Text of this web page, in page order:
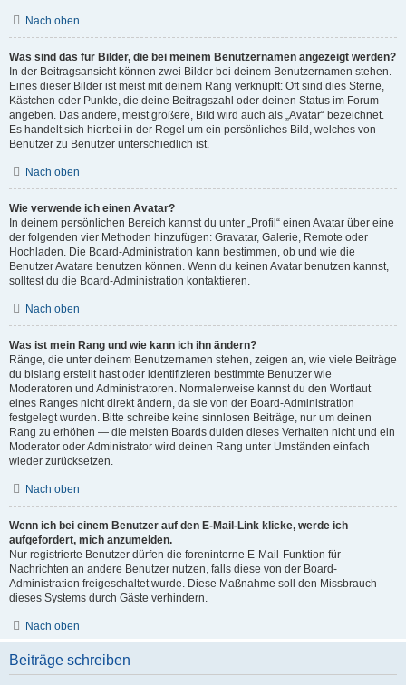
Nach oben
Was sind das für Bilder, die bei meinem Benutzernamen angezeigt werden?
In der Beitragsansicht können zwei Bilder bei deinem Benutzernamen stehen.
Eines dieser Bilder ist meist mit deinem Rang verknüpft: Oft sind dies Sterne,
Kästchen oder Punkte, die deine Beitragszahl oder deinen Status im Forum
angeben. Das andere, meist größere, Bild wird auch als „Avatar“ bezeichnet.
Es handelt sich hierbei in der Regel um ein persönliches Bild, welches von
Benutzer zu Benutzer unterschiedlich ist.
Nach oben
Wie verwende ich einen Avatar?
In deinem persönlichen Bereich kannst du unter „Profil“ einen Avatar über eine
der folgenden vier Methoden hinzufügen: Gravatar, Galerie, Remote oder
Hochladen. Die Board-Administration kann bestimmen, ob und wie die
Benutzer Avatare benutzen können. Wenn du keinen Avatar benutzen kannst,
solltest du die Board-Administration kontaktieren.
Nach oben
Was ist mein Rang und wie kann ich ihn ändern?
Ränge, die unter deinem Benutzernamen stehen, zeigen an, wie viele Beiträge
du bislang erstellt hast oder identifizieren bestimmte Benutzer wie
Moderatoren und Administratoren. Normalerweise kannst du den Wortlaut
eines Ranges nicht direkt ändern, da sie von der Board-Administration
festgelegt wurden. Bitte schreibe keine sinnlosen Beiträge, nur um deinen
Rang zu erhöhen — die meisten Boards dulden dieses Verhalten nicht und ein
Moderator oder Administrator wird deinen Rang unter Umständen einfach
wieder zurücksetzen.
Nach oben
Wenn ich bei einem Benutzer auf den E-Mail-Link klicke, werde ich
aufgefordert, mich anzumelden.
Nur registrierte Benutzer dürfen die foreninterne E-Mail-Funktion für
Nachrichten an andere Benutzer nutzen, falls diese von der Board-
Administration freigeschaltet wurde. Diese Maßnahme soll den Missbrauch
dieses Systems durch Gäste verhindern.
Nach oben
Beiträge schreiben